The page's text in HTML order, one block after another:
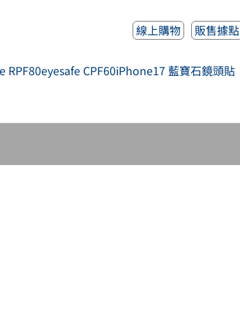
線上購物 販售據點
RPF80eyesafe CPF60iPhone17 藍寶石鏡頭貼